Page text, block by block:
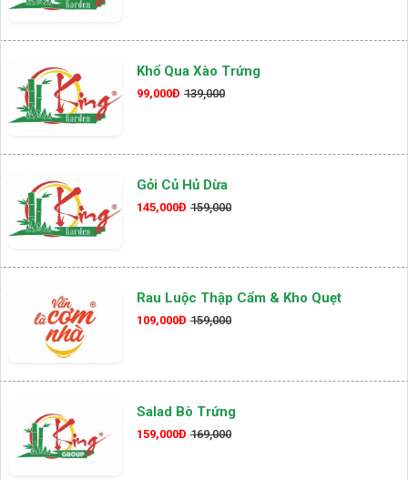
Khổ Qua Xào Trứng
99,000Đ 139,000
Gỏi Củ Hủ Dừa
145,000Đ 159,000
Rau Luộc Thập Cẩm & Kho Quẹt
109,000Đ 159,000
Salad Bò Trứng
159,000Đ 169,000